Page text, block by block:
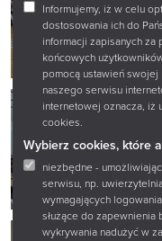
Informujemy, iż w celu
dostosowania ich do
informacji zapisanych
końcowych
pomocą ustawień
naszego serwisu
internetowej oznacza,
cookies.
Wybierz cookies, które
niezbędne -
serwisu, np.
wymagających
służące do
wykrywania nadużyć w